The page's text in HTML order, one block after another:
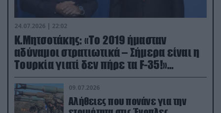
24.07.2026 | 22:02
Κ.Μητσοτάκης: «Το 2019 ήμασταν
αδύναμοι στρατιωτικά – Σήμερα είναι η
Τουρκία γιατί δεν πήρε τα F-35!»
(βίντεο)
09.07.2026
Αλήθειες που πονάνε για την